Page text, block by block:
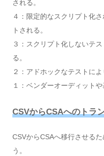
される。
４：限定的なスクリプト化
トされる。
３：スクリプト化しないテ
る。
２：アドホックなテストに
１：ベンダーオーディット
CSVからCSAへのトラ
CSVからCSAへ移行させる
う。